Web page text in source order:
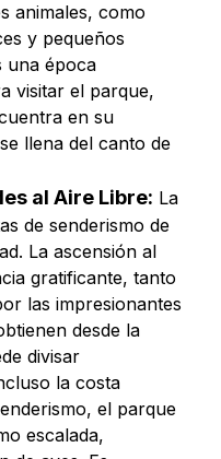
animales, como
y pequeños
una época
visitar el parque,
en su
llena del canto de
al Aire Libre: La
de senderismo de
La ascensión al
gratificante, tanto
las impresionantes
desde la
divisar
la costa
el parque
escalada,